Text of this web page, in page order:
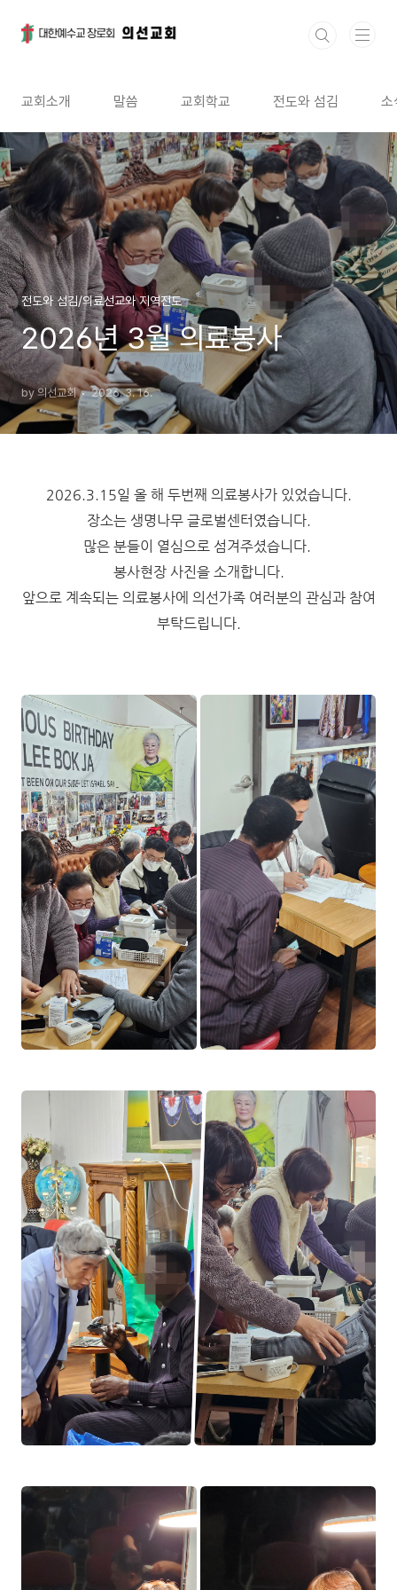
교회소개 말씀 교회학교 전도와 섬김 소
전도와 섬김/의료선교와 지역전도
2026년 3월 의료봉사
by 의선교회 2026. 3. 16.
2026.3.15일 올 해 두번째 의료봉사가 있었습니다.
장소는 생명나무 글로벌센터였습니다.
많은 분들이 열심으로 섬겨주셨습니다.
봉사현장 사진을 소개합니다.
앞으로 계속되는 의료봉사에 의선가족 여러분의 관심과 참여
부탁드립니다.